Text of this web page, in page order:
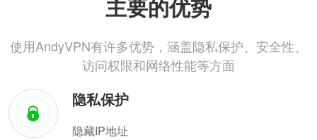
主要的优势
使用AndyVPN有许多优势，涵盖隐私保护、安全性、
访问权限和网络性能等方面
隐私保护
隐藏IP地址